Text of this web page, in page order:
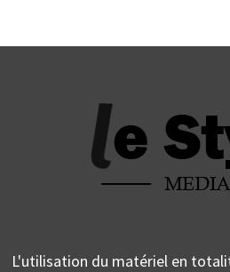
L'utilisation du matériel en